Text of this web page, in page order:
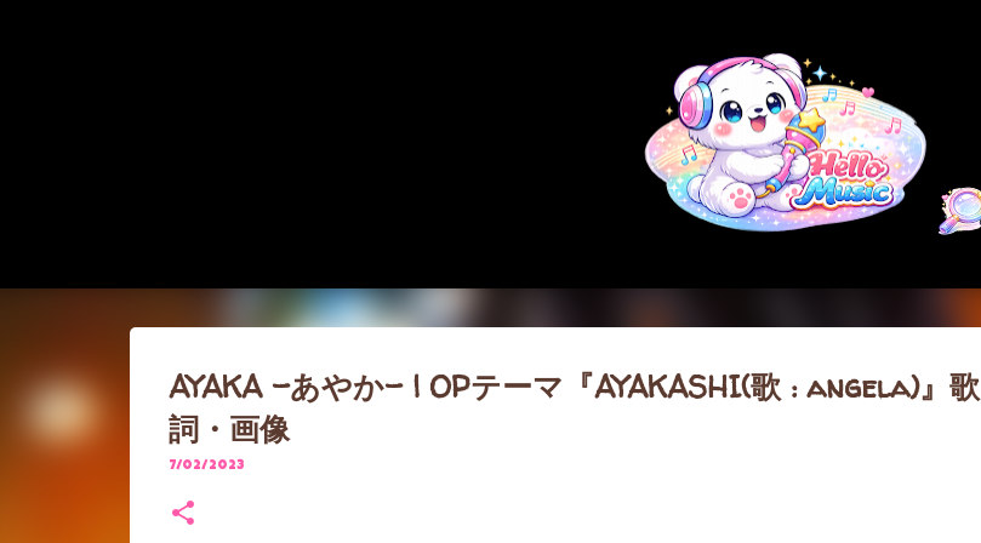
AYAKA -あやか- | OPテーマ『AYAKASHI(歌 : angela)』歌
詞・画像
7/02/2023